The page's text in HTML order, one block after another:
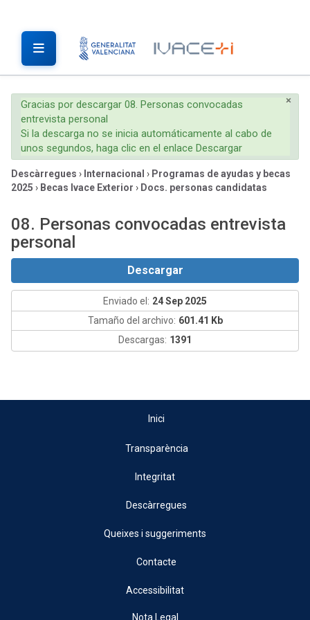
×
Gracias por descargar 08. Personas convocadas
entrevista personal
Si la descarga no se inicia automáticamente al cabo de
unos segundos, haga clic en el enlace Descargar
Descàrregues › Internacional › Programas de ayudas y becas
2025 › Becas Ivace Exterior › Docs. personas candidatas
08. Personas convocadas entrevista
personal
Descargar
Enviado el: 24 Sep 2025
Tamaño del archivo: 601.41 Kb
Descargas: 1391
Inici
Transparència
Integritat
Descàrregues
Queixes i suggeriments
Contacte
Accessibilitat
Nota Legal